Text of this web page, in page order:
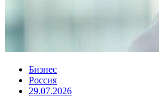
Бизнес
Россия
29.07.2026